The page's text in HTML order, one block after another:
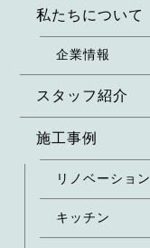
私たちについて
企業情報
スタッフ紹介
施工事例
リノベーション
キッチン